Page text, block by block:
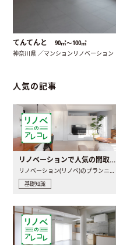
てんてんと 90㎡〜100㎡
神奈川県 ／マンションリノベーション
人気の記事
リノベーションで人気の間取りとは？トレンドの間取りと実例を徹底解説
リノベーション(リノベ)のプランニングで一番最初に決めるのは..
基礎知識